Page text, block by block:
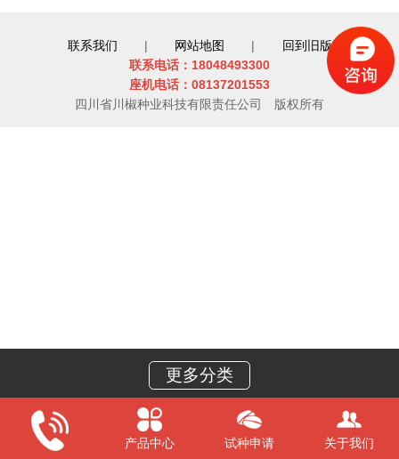
联系我们 网站地图
回到旧版
联系电话：18048493300
座机电话：08137201553
四川省川椒种业科技有限责任公司
版权所有
更多分类
产品中心 试种申请 关于我们